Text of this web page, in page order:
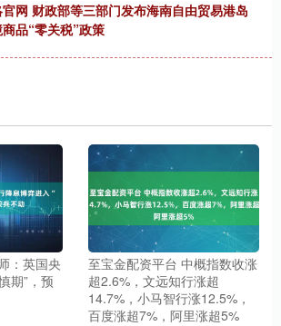
网 财政部等三部门发布海南自由贸易港岛
品“零关税”政策
：英国央
期”，预
至宝金配资平台 中概指数收涨
超2.6%，文远知行涨超
14.7%，小马智行涨12.5%，
百度涨超7%，阿里涨超5%